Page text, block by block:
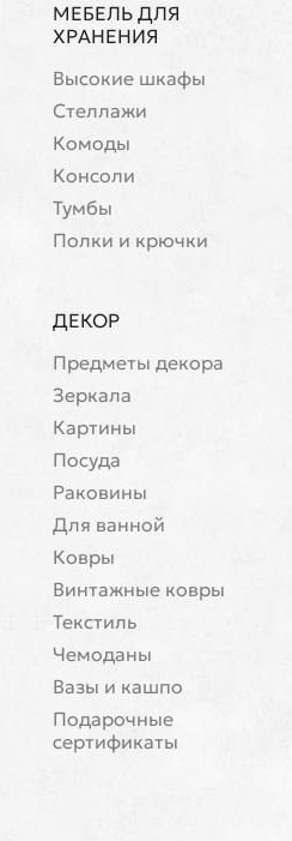
МЕБЕЛЬ ДЛЯ
ХРАНЕНИЯ
Высокие шкафы
Стеллажи
Комоды
Консоли
Тумбы
Полки и крючки
ДЕКОР
Предметы декора
Зеркала
Картины
Посуда
Раковины
Для ванной
Ковры
Винтажные ковры
Текстиль
Чемоданы
Вазы и кашпо
Подарочные
сертификаты